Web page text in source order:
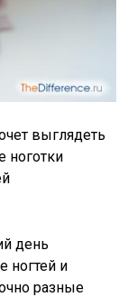
выглядеть
ноготки
день
ногтей и
разные